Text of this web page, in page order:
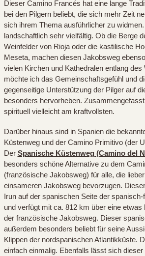
Dieser Camino Francés hat eine lange
bei den Pilgern beliebt, die sich mehr Zeit
sich ihrem Thema ausführlicher zu
landschaftlich sehr vielfältig. Ob die Berge
Weinfelder von Rioja oder die kastilische
Meseta, machen diesen Jakobsweg
vielen Kirchen und Kathedralen entlang des
möchte ich das Gemeinschaftsgefühl und
gegenseitige Unterstützung der Pilger auf
besonders hervorheben.
spirituell vielleicht am kraftvollsten.
Darüber hinaus sind in Spanien die
Küstenweg und der Camino Primitivo (der
Der Spanische Küstenweg (Camino del
besonders schöne Alternative zu dem
(französische Jakobsweg) für alle, die
einsameren Jakobsweg bevorzugen.
Irun auf der spanischen Seite der
und verfügt mit ca. 812 km über eine etwas
der französische Jakobsweg. Dieser
außerdem besonders beliebt für seine
Klippen der nordspanischen Atlantikküste.
einfach einmalig. Ebenfalls lässt sich